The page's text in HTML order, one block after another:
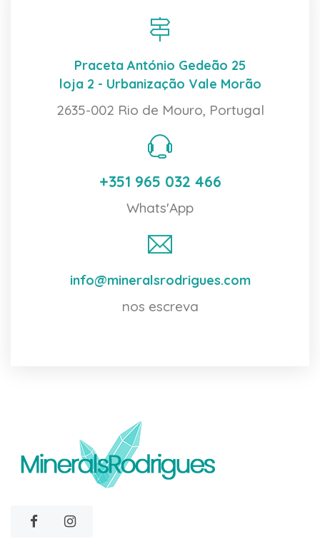
Praceta António Gedeão 25
loja 2 - Urbanização Vale Morão
2635-002 Rio de Mouro, Portugal
+351 965 032 466
Whats'App
info@mineralsrodrigues.com
nos escreva